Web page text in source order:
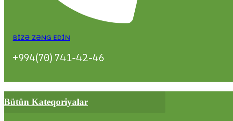
BIZƏ ZƏNG EDIN
+994(70) 741-42-46
Bütün Kateqoriyalar